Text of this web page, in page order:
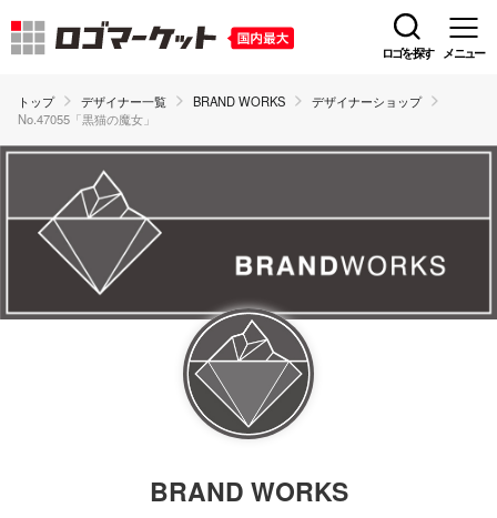
ロゴを探す メニュー
トップ デザイナー一覧 BRAND WORKS
デザイナーショップ
No.47055「黒猫の魔女」
BRAND WORKS